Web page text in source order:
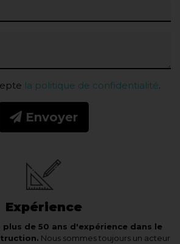
la politique de confidentialité.
Envoyer
Expérience
plus de 50 ans d'expérience dans le
Nous sommes toujours un acteur